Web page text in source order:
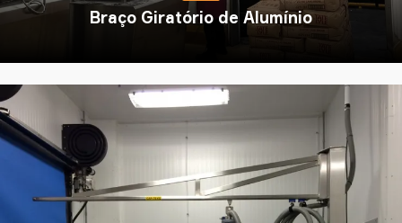
Braço Giratório de Alumínio